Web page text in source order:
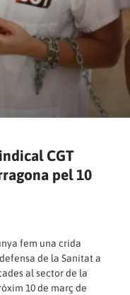
CGT
pel 10
fem una crida
de la Sanitat a
al sector de la
10 de març de